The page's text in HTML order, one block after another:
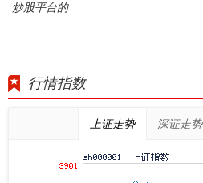
炒股平台的
行情指数
上证走势 深证走势